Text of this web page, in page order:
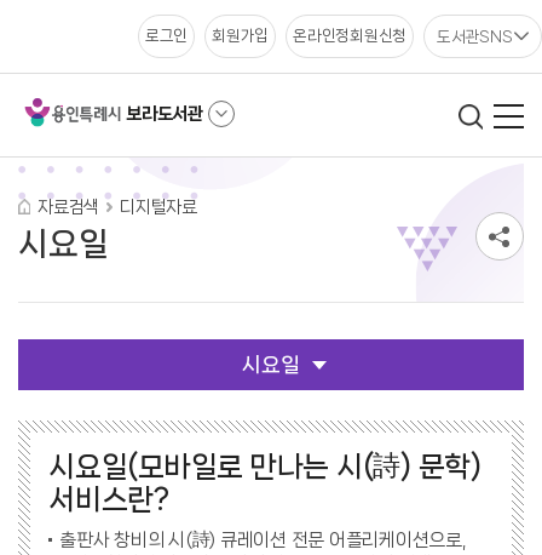
보라도서관
로그인 회원가입 온라인정회원신청 도서관SNS
자료검색 디지털자료
시요일
시요일
시요일(모바일로 만나는 시(詩) 문학)
서비스란?
출판사 창비의 시(詩) 큐레이션 전문 어플리케이션으로,